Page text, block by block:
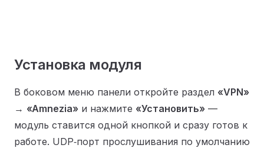
Установка модуля
В боковом меню панели откройте раздел «VPN»
→ «Amnezia» и нажмите «Установить» —
модуль ставится одной кнопкой и сразу готов к
работе. UDP‑порт прослушивания по умолчанию